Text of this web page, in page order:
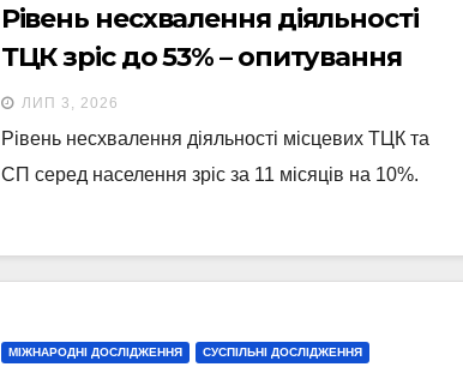
Рівень несхвалення діяльності
ТЦК зріс до 53% – опитування
ЛИП 3, 2026
Рівень несхвалення діяльності місцевих ТЦК та
СП серед населення зріс за 11 місяців на 10%.
МІЖНАРОДНІ ДОСЛІДЖЕННЯ СУСПІЛЬНІ ДОСЛІДЖЕННЯ